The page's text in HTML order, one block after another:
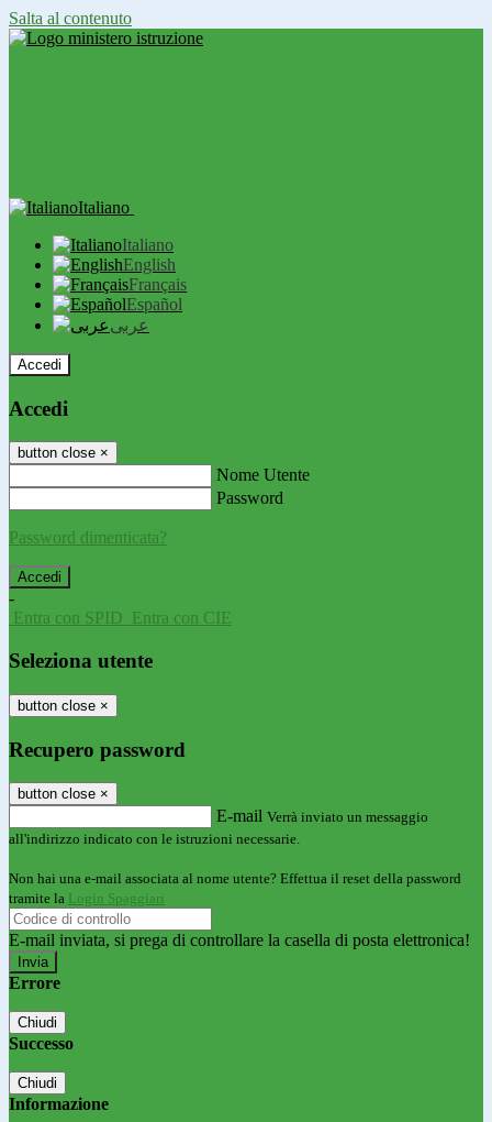
Salta al contenuto
Italiano
Italiano
English
Français
Español
عربى
Accedi
Accedi
button close ×
Nome Utente
Password
Password dimenticata?
-
Entra con SPID Entra con CIE
Seleziona utente
button close ×
Recupero password
button close ×
E-mail Verrà inviato un messaggio
all'indirizzo indicato con le istruzioni necessarie.
Non hai una e-mail associata al nome utente? Effettua il reset della password
tramite la Login Spaggiari
E-mail inviata, si prega di controllare la casella di posta elettronica!
Errore
Chiudi
Successo
Chiudi
Informazione